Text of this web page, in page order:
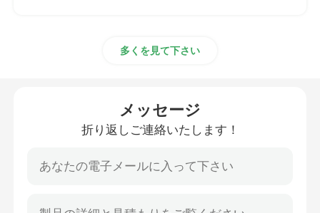
多くを見て下さい
メッセージ
折り返しご連絡いたします！